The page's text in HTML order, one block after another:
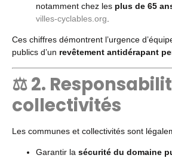
notamment chez les plus de 65
villes-cyclables.org
Ces chiffres démontrent l’urgence
publics d’un revêtement antidérapant
⚖️ 2.
collectivités
Les communes et collectivités sont
Garantir la sécurité du domaine